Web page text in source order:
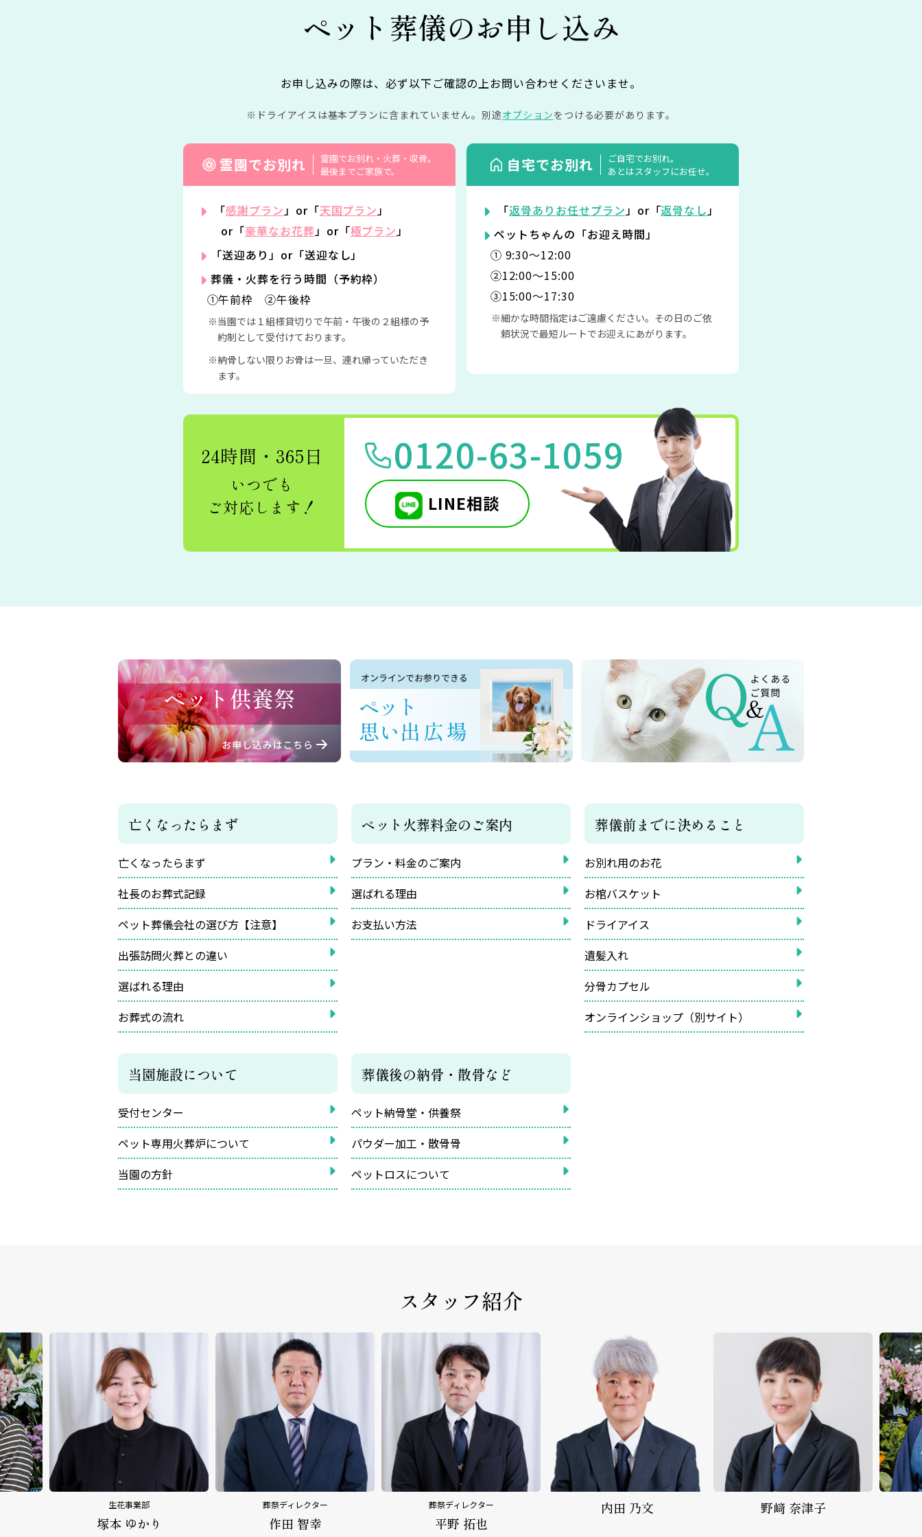
ペット葬儀のお申し込み
お申し込みの際は、必ず以下ご確認の上お問い合わせくださいませ。
ドライアイスは基本プランに含まれていません。 別途オプションをつける必要があります。
霊園でお別れ
霊園でお別れ・火葬・収骨。
最後までご家族で。
「感謝プラン」or「天国プラン」
or「豪華なお花葬」or「極プラン」
「送迎あり」or「送迎なし」
葬儀・火葬を行う時間（予約枠）
①午前枠 ②午後枠
当園では１組様貸切りで午前・午後の２組様の予
約制として受付けております。
納骨しない限りお骨は一旦、連れ帰っていただき
ます。
自宅でお別れ
ご自宅でお別れ。
あとはスタッフにお任せ。
「返骨ありお任せプラン」or「返骨なし」
ペットちゃんの「お迎え時間」
① 9:30〜12:00
②12:00〜15:00
③15:00〜17:30
細かな時間指定はご遠慮ください。その日のご依
頼状況で最短ルートでお迎えにあがります。
24時間・365日
いつでも
ご対応します！
0120-63-1059
LINE相談
亡くなったらまず
亡くなったらまず
社長のお葬式記録
ペット葬儀会社の選び方【注意】
出張訪問火葬との違い
選ばれる理由
お葬式の流れ
ペット火葬料金のご案内
プラン・料金のご案内
選ばれる理由
お支払い方法
葬儀前までに決めること
お別れ用のお花
お棺バスケット
ドライアイス
遺髪入れ
分骨カプセル
オンラインショップ（別サイト）
当園施設について
受付センター
ペット専用火葬炉について
当園の方針
葬儀後の納骨・散骨など
ペット納骨堂・供養祭
パウダー加工・散骨骨
ペットロスについて
スタッフ紹介
葬祭ディレクター
作田 智幸
葬祭ディレクター
平野 拓也
内田 乃文 野﨑 奈津子 生花事業部